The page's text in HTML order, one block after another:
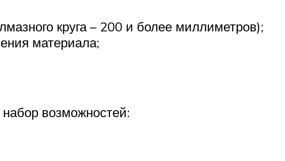
круга – 200 и более миллиметров);
материала;
возможностей: